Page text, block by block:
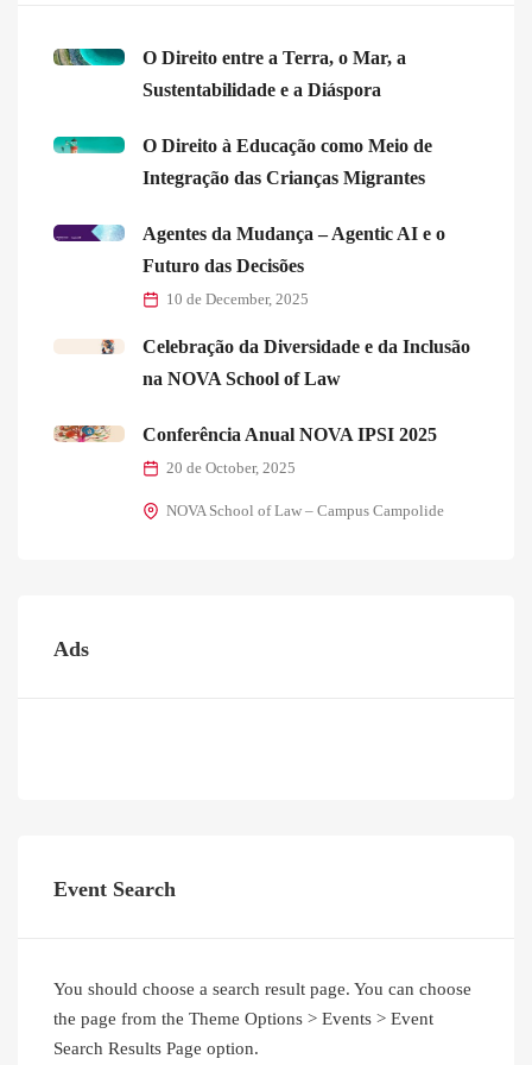
O Direito entre a Terra, o Mar, a
Sustentabilidade e a Diáspora
O Direito à Educação como Meio de
Integração das Crianças Migrantes
Agentes da Mudança – Agentic AI e o
Futuro das Decisões
10 de December, 2025
Celebração da Diversidade e da Inclusão
na NOVA School of Law
Conferência Anual NOVA IPSI 2025
20 de October, 2025
NOVA School of Law – Campus Campolide
Ads
Event Search
You should choose a search result page. You can choose
the page from the Theme Options > Events > Event
Search Results Page option.